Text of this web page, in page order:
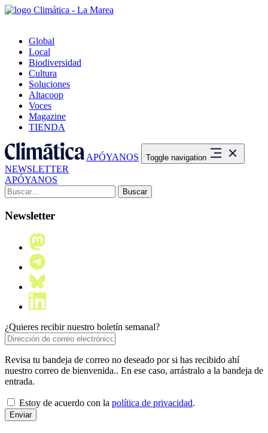
Global
Local
Biodiversidad
Cultura
Soluciones
Altacoop
Voces
Magazine
TIENDA
APÓYANOS Toggle navigation
NEWSLETTER
APÓYANOS
Buscar:
Newsletter
¿Quieres recibir nuestro boletín semanal?
Revisa tu bandeja de correo no deseado por si has recibido ahí
nuestro correo de bienvenida.. En ese caso, arrástralo a la bandeja de
entrada.
Estoy de acuerdo con la política de privacidad.